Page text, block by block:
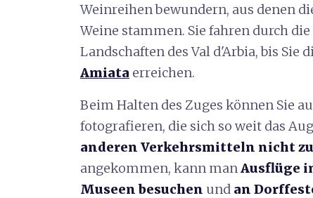
Weinreihen bewundern, aus denen
Weine stammen. Sie fahren durch
Landschaften des Val d'Arbia, bis Sie
Amiata erreichen.
Beim Halten des Zuges können Sie
fotografieren, die sich so weit das
anderen Verkehrsmitteln nicht
angekommen, kann manAusflüge
Museen besuchen und an